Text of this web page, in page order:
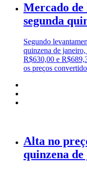
Mercado
segunda
Segundo
quinzena de
R$630,00 e
os preços
Alta no
quinzena